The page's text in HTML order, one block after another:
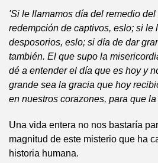
'Si le llamamos día del remedio
redempción de captivos, eslo; si le
desposorios, eslo; si día de dar
también. El que supo la
dé a entender el día que es hoy y
grande sea la gracia que hoy
en nuestros corazones, para que
Una vida entera no nos bastaría
magnitud de este misterio que ha
historia humana.